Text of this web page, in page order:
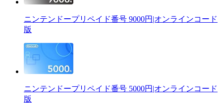
ニンテンドープリペイド番号 9000円|オンラインコード
版
ニンテンドープリペイド番号 5000円|オンラインコード
版